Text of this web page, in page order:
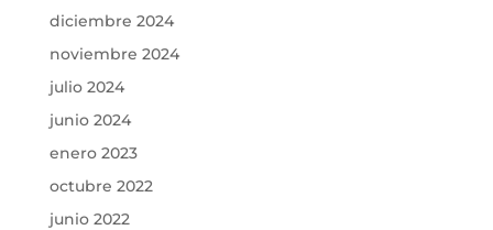
diciembre 2024
noviembre 2024
julio 2024
junio 2024
enero 2023
octubre 2022
junio 2022